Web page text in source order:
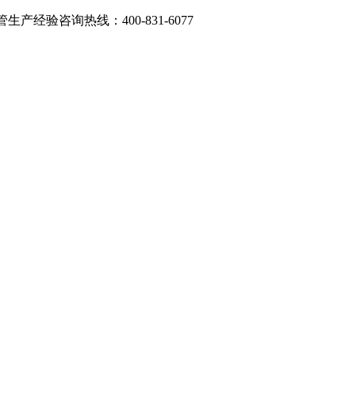
产经验咨询热线：400-831-6077